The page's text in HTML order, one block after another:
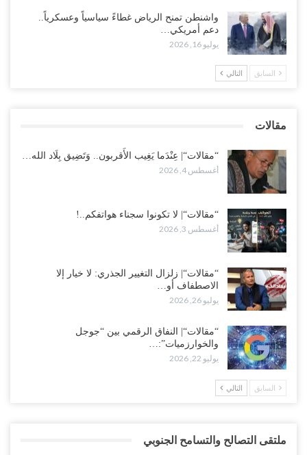
“تعز“| مع اقتراب إعادة الهيكلة السعودية.. سباق بين طارق والإصلاح
لإشعال حرب..!
أغسطس 2, 2026
أغسطس 2, 2026
واشنطن تمنح الرياض غطاءً سياسياً وعسكرياً..
دعم أمريكي…
يوليو 16, 2026
السابق التالي
مقالات
“مقالات“| عِنْدَما يَغِيب الأَقربون.. وَتَضِيق بِلَاد الله…
أغسطس 4, 2026
“مقالات“| لا تكونوا سجناء هواتفكم..!
أغسطس 3, 2026
“مقالات“| زلزال التغيير الجذري: لا خيار إلا
الاصطفاف أو…
يوليو 26, 2026
“مقالات“| النفاق الرقمي بين “جوجل
والخوارزميات”:…
يوليو 22, 2026
السابق التالي
ملتقى التصالح والتسامح الجنوبي